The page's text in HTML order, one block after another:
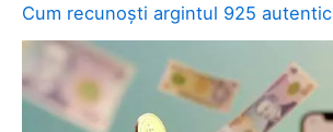
Cum recunoști argintul 925 autentic